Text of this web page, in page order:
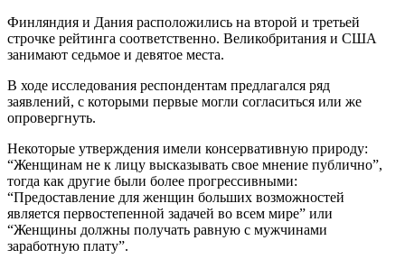
Финляндия и Дания расположились на второй и третьей
строчке рейтинга соответственно. Великобритания и США
занимают седьмое и девятое места.
В ходе исследования респондентам предлагался ряд
заявлений, с которыми первые могли согласиться или же
опровергнуть.
Некоторые утверждения имели консервативную природу:
“Женщинам не к лицу высказывать свое мнение публично”,
тогда как другие были более прогрессивными:
“Предоставление для женщин больших возможностей
является первостепенной задачей во всем мире” или
“Женщины должны получать равную с мужчинами
заработную плату”.